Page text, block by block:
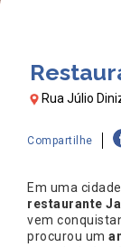
Rua Júlio
Compartilhe
Em uma
restaurante
vem
procurou um